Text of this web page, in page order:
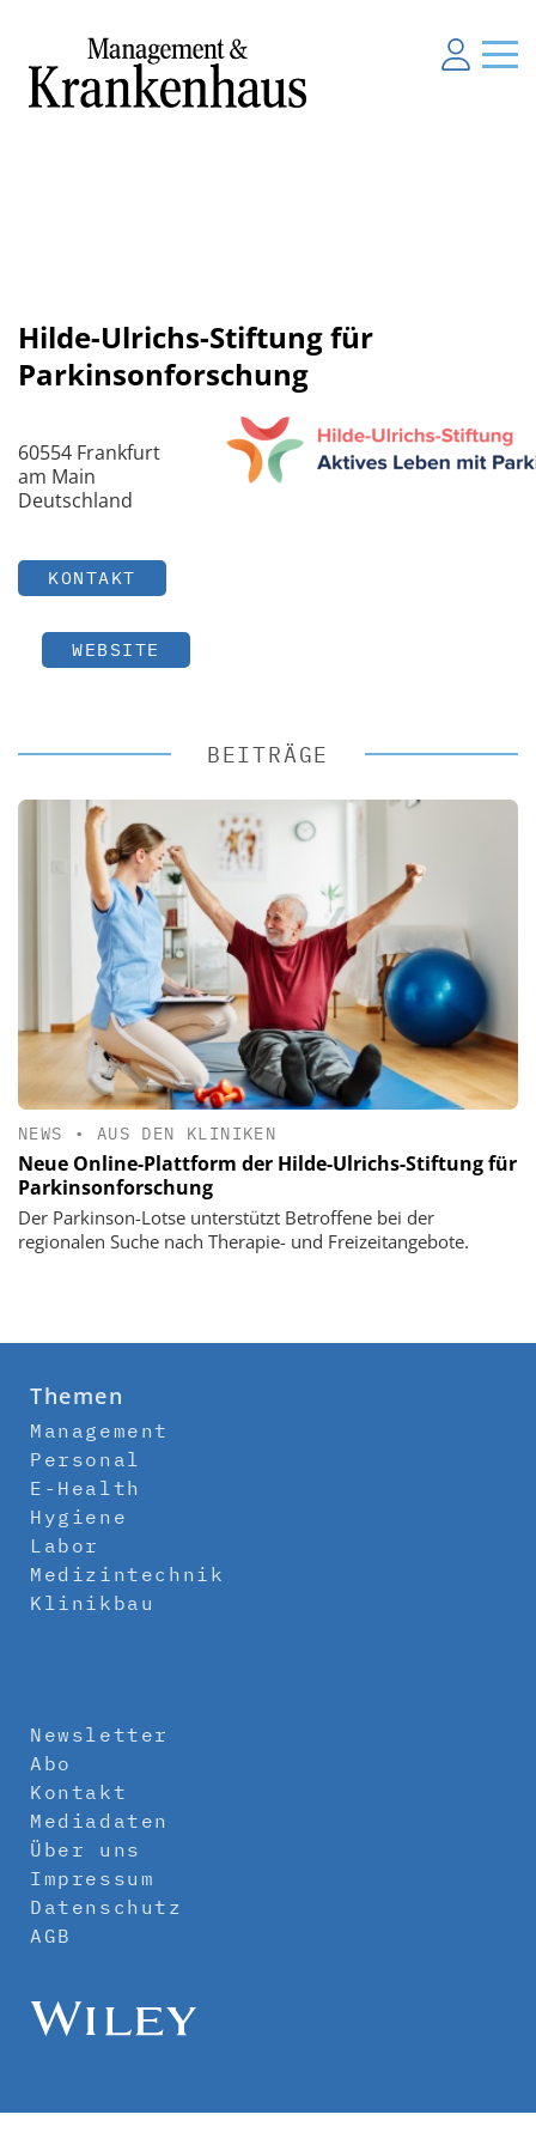
Hilde-Ulrichs-Stiftung für
Parkinsonforschung
60554 Frankfurt
am Main
Deutschland
KONTAKT
WEBSITE
BEITRÄGE
NEWS • AUS DEN KLINIKEN
Neue Online-Plattform der Hilde-Ulrichs-Stiftung für
Parkinsonforschung
Der Parkinson-Lotse unterstützt Betroffene bei der
regionalen Suche nach Therapie- und Freizeitangebote.
Themen
Management
Personal
E-Health
Hygiene
Labor
Medizintechnik
Klinikbau
Newsletter
Abo
Kontakt
Mediadaten
Über uns
Impressum
Datenschutz
AGB